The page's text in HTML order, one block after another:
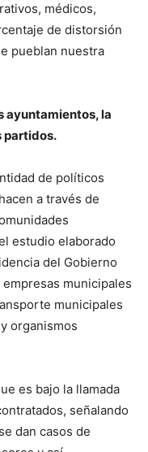
médicos,
de distorsión
pueblan nuestra
ayuntamientos, la
partidos.
de políticos
a través de
estudio elaborado
del Gobierno
municipales
municipales
organismos
es bajo la llamada
señalando
dan casos de